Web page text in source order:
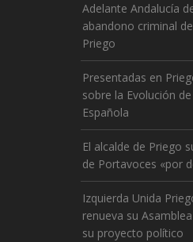
Adelante Andalucía
abandono criminal
Priego
Presentadas en
sobre la Evolución
Española
El alcalde de Priego
de Portavoces «por
Izquierda Unida
renueva su
su proyecto político